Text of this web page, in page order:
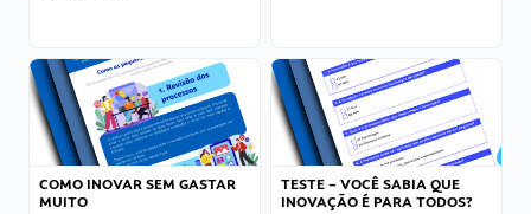
COMO INOVAR SEM GASTAR
MUITO
TESTE – VOCÊ SABIA QUE
INOVAÇÃO É PARA TODOS?